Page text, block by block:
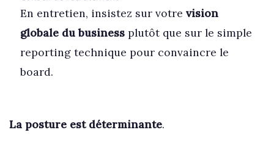
En entretien, insistez sur votre vision
globale du businessplutôt que sur le simple
reporting technique pour convaincre le
board.
La posture est déterminante.